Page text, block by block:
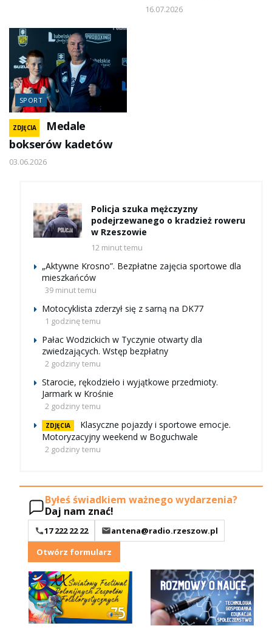
16.07.2026
SPORT
ZDJĘCIA
Medale
bokserów kadetów
03.06.2026
Policja szuka mężczyzny
podejrzewanego o kradzież roweru
w Rzeszowie
12 minut temu
„Aktywne Krosno”. Bezpłatne zajęcia sportowe dla
mieszkańców
39 minut temu
Motocyklista zderzył się z sarną na DK77
1 godzinę temu
Pałac Wodzickich w Tyczynie otwarty dla
zwiedzających. Wstęp bezpłatny
2 godziny temu
Starocie, rękodzieło i wyjątkowe przedmioty.
Jarmark w Krośnie
2 godziny temu
ZDJĘCIA
Klasyczne pojazdy i sportowe emocje.
Motoryzacyjny weekend w Boguchwale
2 godziny temu
Byłeś świadkiem ważnego wydarzenia?
Daj nam znać!
17 222 22 22
antena@radio.rzeszow.pl
Otwórz formularz